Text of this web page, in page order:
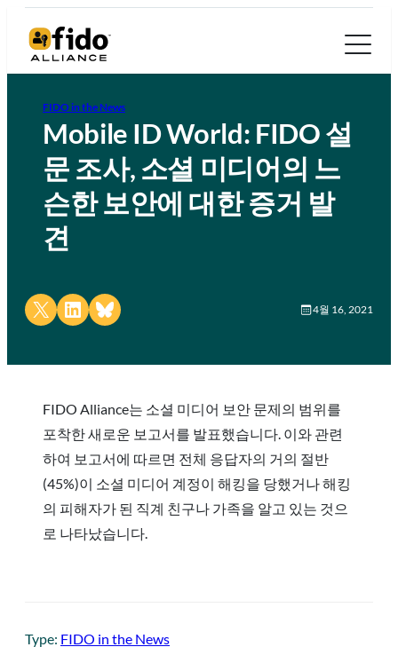
FIDO in the News
Mobile ID World: FIDO 설
문 조사, 소셜 미디어의 느
슨한 보안에 대한 증거 발
견
Share on X Share on LinkedIn
Share on Bluesky 4월 16, 2021
FIDO Alliance는 소셜 미디어 보안 문제의 범위를
포착한 새로운 보고서를 발표했습니다. 이와 관련
하여 보고서에 따르면 전체 응답자의 거의 절반
(45%)이 소셜 미디어 계정이 해킹을 당했거나 해킹
의 피해자가 된 직계 친구나 가족을 알고 있는 것으
로 나타났습니다.
Type: FIDO in the News